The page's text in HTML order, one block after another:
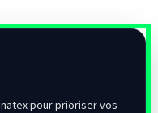
pour prioriser vos